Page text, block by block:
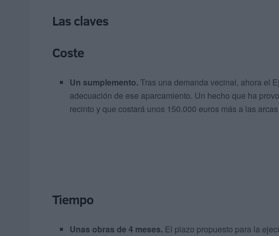
Las claves
Coste
Un sumplemento.Tras una demanda vecinal, ahora el
adecuación de ese aparcamiento. Un hecho que ha
recinto y que costará unos 150.000 euros más a las
Tiempo
Unas obras de 4 meses. El plazo propuesto para la